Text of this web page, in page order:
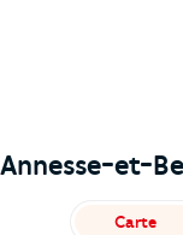
Annesse-et-
Carte